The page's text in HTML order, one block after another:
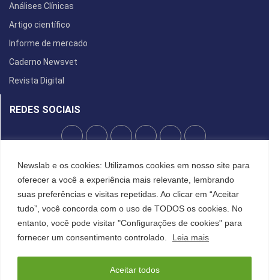
Newslab e os cookies: Utilizamos cookies em nosso site para
oferecer a você a experiência mais relevante, lembrando
suas preferências e visitas repetidas. Ao clicar em “Aceitar
tudo”, você concorda com o uso de TODOS os cookies. No
entanto, você pode visitar "Configurações de cookies" para
fornecer um consentimento controlado.
Leia mais
Aceitar todos
Análises Clínicas
Artigo científico
Informe de mercado
Caderno Newsvet
Revista Digital
REDES SOCIAIS
POLÍTICA DE PRIVACIDADE
Cookies
©2022 All Right Reserved. Designed and Developed by FCDesign